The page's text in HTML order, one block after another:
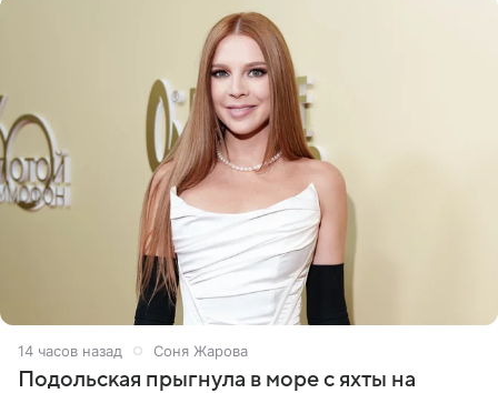
14 часов назад Соня Жарова
Подольская прыгнула в море с яхты на